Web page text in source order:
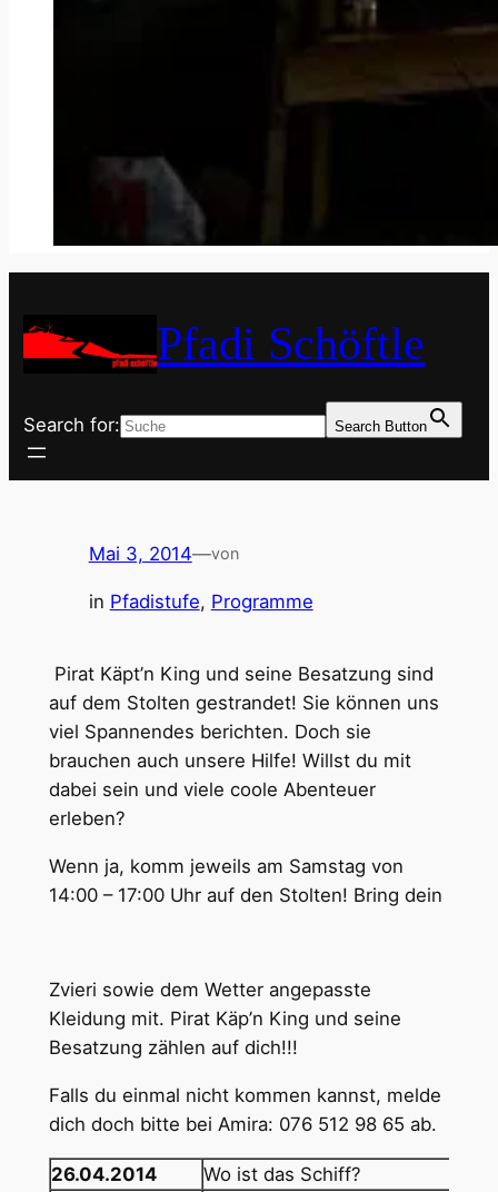
Pfadi Schöftle
Search for: Search Button
Mai 3, 2014—von
in Pfadistufe, Programme
Pirat Käpt’n King und seine Besatzung sind
auf dem Stolten gestrandet! Sie können uns
viel Spannendes berichten. Doch sie
brauchen auch unsere Hilfe! Willst du mit
dabei sein und viele coole Abenteuer
erleben?
Wenn ja, komm jeweils am Samstag von
14:00 – 17:00 Uhr auf den Stolten! Bring dein
Zvieri sowie dem Wetter angepasste
Kleidung mit. Pirat Käp’n King und seine
Besatzung zählen auf dich!!!
Falls du einmal nicht kommen kannst, melde
dich doch bitte bei Amira: 076 512 98 65 ab.
26.04.2014
Wo ist das Schiff?